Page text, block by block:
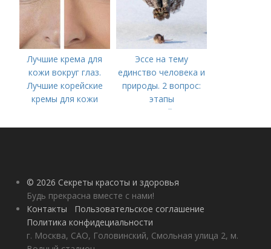
Лучшие крема для
кожи вокруг глаз.
Лучшие корейские
кремы для кожи
году
Эссе на тему
единство человека и
природы. 2 вопрос:
этапы
взаимодействия
природного и
© 2026 Секреты красоты и здоровья
Будь прекрасна вместе с нами!
Контакты
Пользовательское соглашение
Политика конфидециальности
г. Москва, САО, Головинский, Смольная улица 2, м.